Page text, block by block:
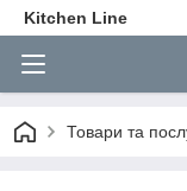
Kitchen Line
Товари та